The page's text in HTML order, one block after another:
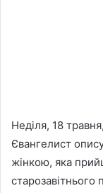
Неділя, 18
Євангелист
жінкою, яка